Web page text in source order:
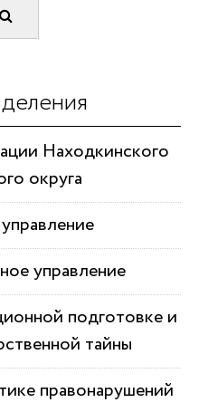
Находкинского
округа
управление
подготовке и
тайны
правонарушений